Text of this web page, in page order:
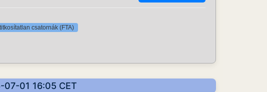
csatornák (FTA)
01 16:05 CET